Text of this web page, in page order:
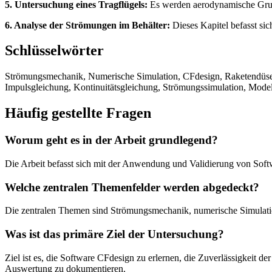
5. Untersuchung eines Tragflügels: Es werden aerodynamische
6. Analyse der Strömungen im Behälter: Dieses Kapitel befasst
Schlüsselwörter
Strömungsmechanik, Numerische Simulation, CFdesign,
Impulsgleichung, Kontinuitätsgleichung, Strömungssimulation,
Häufig gestellte Fragen
Worum geht es in der Arbeit grundlegend?
Die Arbeit befasst sich mit der Anwendung und Validierung von
Welche zentralen Themenfelder werden abgedeckt?
Die zentralen Themen sind Strömungsmechanik, numerische
Was ist das primäre Ziel der Untersuchung?
Ziel ist es, die Software CFdesign zu erlernen, die Zuverlässigkeit
Auswertung zu dokumentieren.